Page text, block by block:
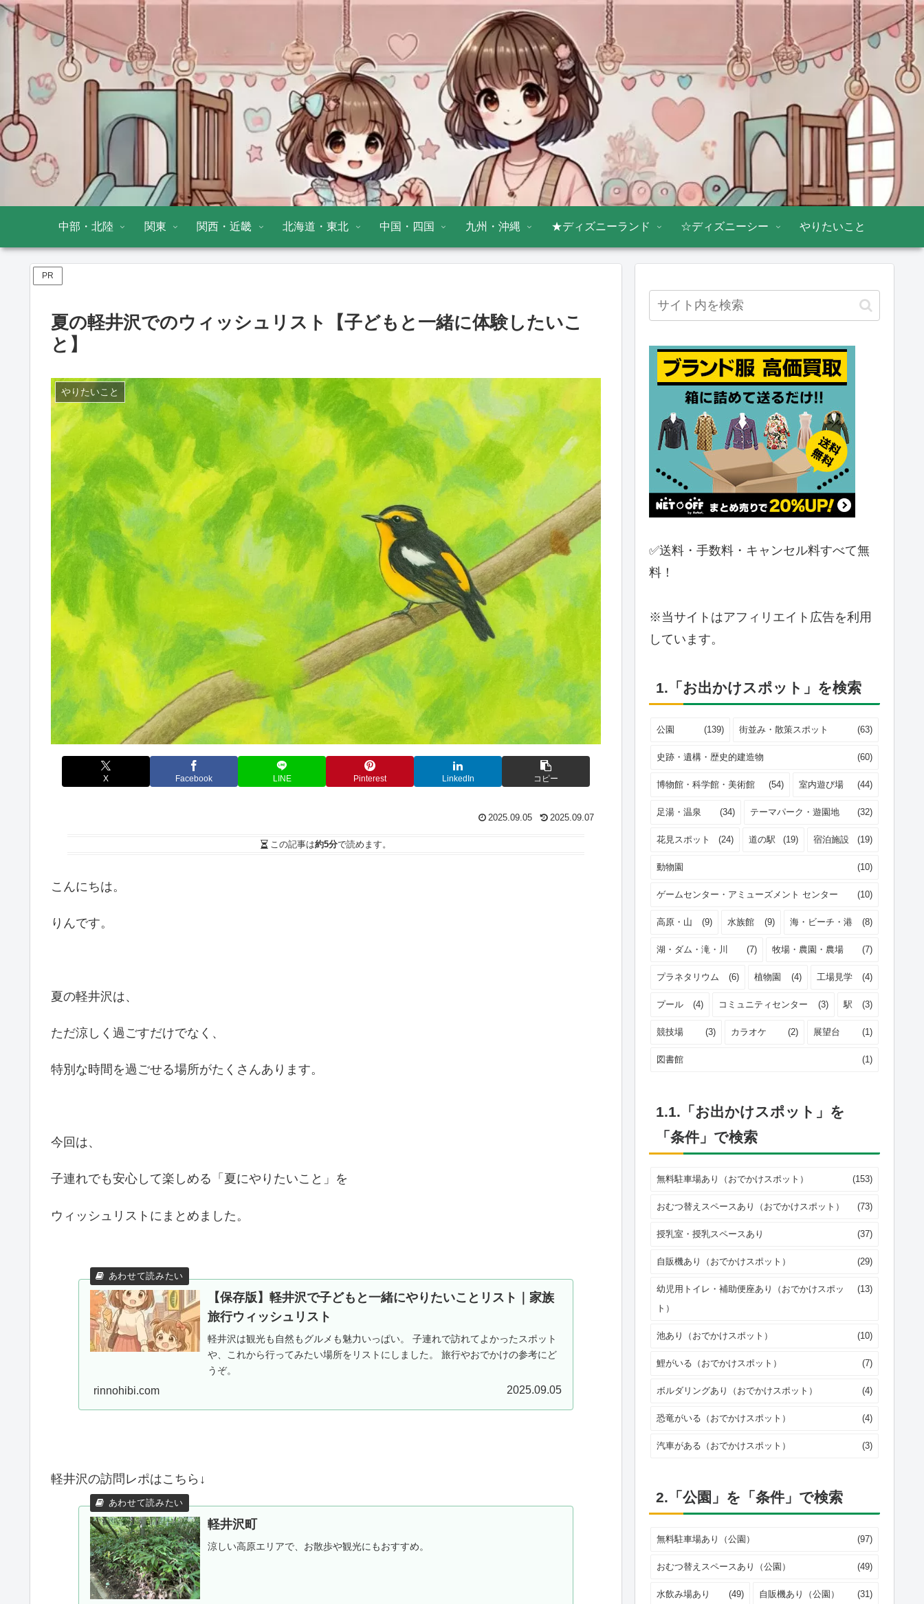
中部・北陸 関東 関西・近畿 北海道・東北 中国・四国 九州・沖縄 ★ディズニーランド ☆ディズニーシー やりたいこと
PR
夏の軽井沢でのウィッシュリスト【子どもと一緒に体験したいこ
と】
やりたいこと
X Facebook LINE Pinterest LinkedIn コピー
2025.09.05 2025.09.07
この記事は約5分で読めます。
こんにちは。
りんです。
夏の軽井沢は、
ただ涼しく過ごすだけでなく、
特別な時間を過ごせる場所がたくさんあります。
今回は、
子連れでも安心して楽しめる「夏にやりたいこと」を
ウィッシュリストにまとめました。
【保存版】軽井沢で子どもと一緒にやりたいことリスト｜家族
旅行ウィッシュリスト
軽井沢は観光も自然もグルメも魅力いっぱい。 子連れで訪れてよかったスポット
や、これから行ってみたい場所をリストにしました。 旅行やおでかけの参考にど
うぞ。
rinnohibi.com 2025.09.05
軽井沢の訪問レポはこちら↓
軽井沢町
涼しい高原エリアで、お散歩や観光にもおすすめ。
✅送料・手数料・キャンセル料すべて無
料！
※当サイトはアフィリエイト広告を利用
しています。
1.「お出かけスポット」を検索
公園 (139) 街並み・散策スポット (63)
史跡・遺構・歴史的建造物 (60)
博物館・科学館・美術館 (54) 室内遊び場 (44)
足湯・温泉 (34) テーマパーク・遊園地 (32)
花見スポット (24) 道の駅 (19) 宿泊施設 (19)
動物園 (10)
ゲームセンター・アミューズメント センター (10)
高原・山 (9) 水族館 (9) 海・ビーチ・港 (8)
湖・ダム・滝・川 (7) 牧場・農園・農場 (7)
プラネタリウム (6) 植物園 (4) 工場見学 (4)
プール (4) コミュニティセンター (3) 駅 (3)
競技場 (3) カラオケ (2) 展望台 (1)
図書館 (1)
1.1.「お出かけスポット」を
「条件」で検索
無料駐車場あり（おでかけスポット） (153)
おむつ替えスペースあり（おでかけスポット） (73)
授乳室・授乳スペースあり (37)
自販機あり（おでかけスポット） (29)
幼児用トイレ・補助便座あり（おでかけスポッ
ト）
(13)
池あり（おでかけスポット） (10)
鯉がいる（おでかけスポット） (7)
ボルダリングあり（おでかけスポット） (4)
恐竜がいる（おでかけスポット） (4)
汽車がある（おでかけスポット） (3)
2.「公園」を「条件」で検索
無料駐車場あり（公園） (97)
おむつ替えスペースあり（公園） (49)
水飲み場あり (49) 自販機あり（公園） (31)